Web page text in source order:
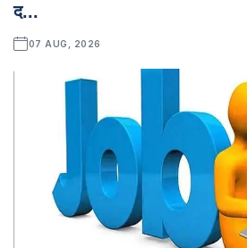
द...
07 AUG, 2026